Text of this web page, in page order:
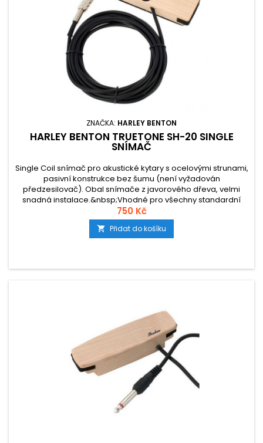
ZNAČKA: HARLEY BENTON
HARLEY BENTON TRUETONE SH-20 SINGLE
SNÍMAČ
Single Coil snímač pro akustické kytary s ocelovými strunami,
pasivní konstrukce bez šumu (není vyžadován
předzesilovač). Obal snímače z javorového dřeva, velmi
snadná instalace.&nbsp;Vhodné pro všechny standardní
zvukové otvory. Délka kabelu 4 m, připojení přes 6,3 mm jack
konektor.
750 Kč
 Přidat do košíku